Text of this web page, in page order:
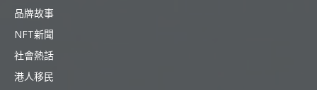
品牌故事
NFT新聞
社會熱話
港人移民